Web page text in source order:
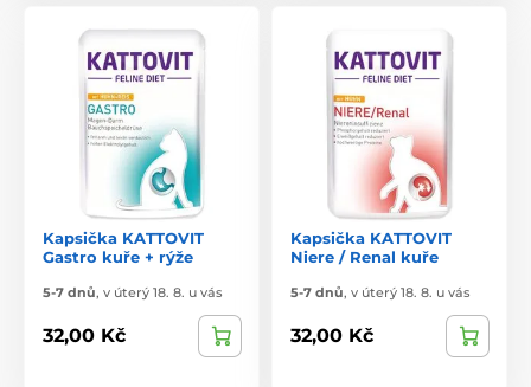
Kapsička KATTOVIT
Gastro kuře + rýže
5-7 dnů, v úterý 18. 8. u vás
32,00 Kč
Kapsička KATTOVIT
Niere / Renal kuře
5-7 dnů, v úterý 18. 8. u vás
32,00 Kč